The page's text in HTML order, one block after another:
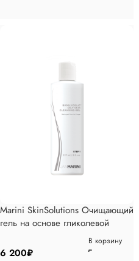
Marini SkinSolutions Очищающий
гель на основе гликолевой
6 200₽
В корзину